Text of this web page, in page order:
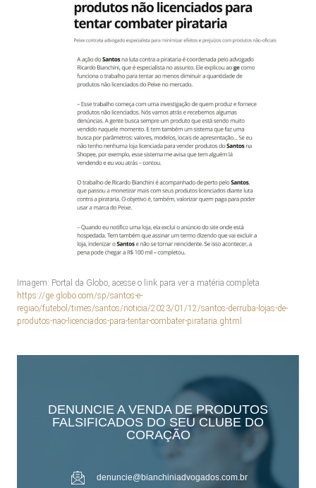
Imagem: Portal da Globo, acesse o link para ver a matéria completa
https://ge.globo.com/sp/santos-e-
regiao/futebol/times/santos/noticia/2023/01/12/santos-derruba-lojas-de-
produtos-nao-licenciados-para-tentar-combater-pirataria.ghtml
DENUNCIE A VENDA DE PRODUTOS
FALSIFICADOS DO SEU CLUBE DO
CORAÇÃO
denuncie@bianchiniadvogados.com.br